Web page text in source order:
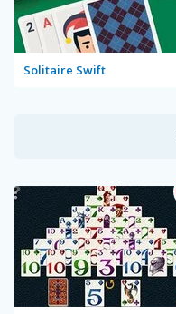
Solitaire Swift